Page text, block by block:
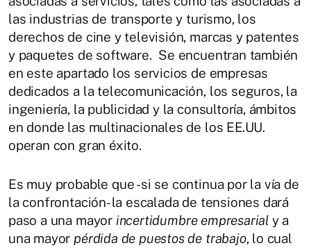
las industrias de transporte y turismo, los
derechos de cine y televisión, marcas y patentes
y paquetes de software. Se encuentran también
en este apartado los servicios de empresas
dedicados a la telecomunicación, los seguros, la
ingeniería, la publicidad y la consultoría, ámbitos
en donde las multinacionales de los EE.UU.
operan con gran éxito.
Es muy probable que -si se continua por la vía de
la confrontación- la escalada de tensiones dará
paso a una mayor incertidumbre empresarial y a
una mayor pérdida de puestos de trabajo, lo cual